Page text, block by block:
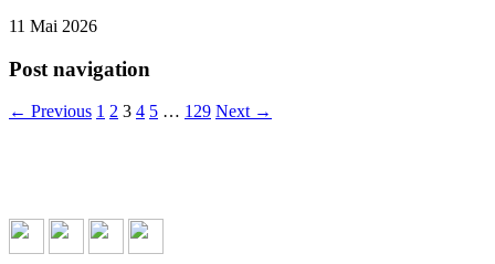
11 Mai 2026
Post navigation
← Previous 1 2 3 4 5 … 129 Next →